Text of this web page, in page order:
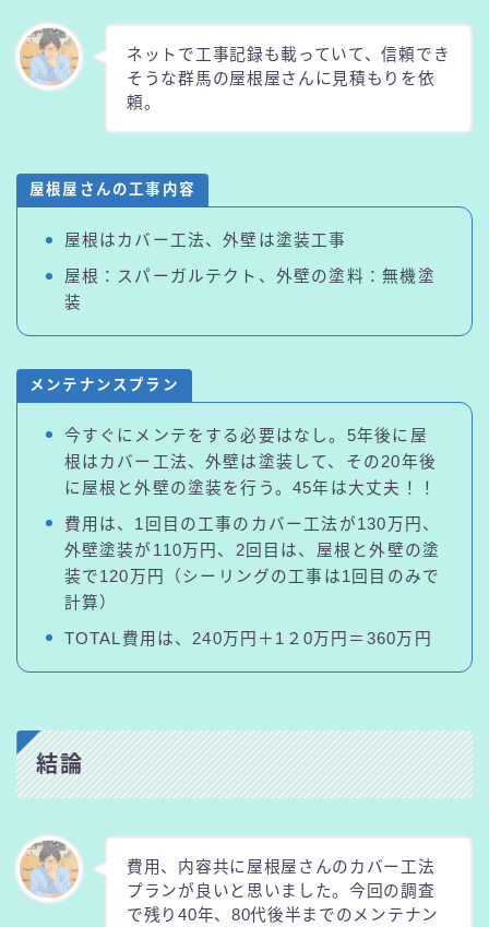
ネットで工事記録も載っていて、信頼でき
そうな群馬の屋根屋さんに見積もりを依
頼。
屋根屋さんの工事内容
屋根はカバー工法、外壁は塗装工事
屋根：スパーガルテクト、外壁の塗料：無機塗
装
メンテナンスプラン
今すぐにメンテをする必要はなし。5年後に屋
根はカバー工法、外壁は塗装して、その20年後
に屋根と外壁の塗装を行う。45年は大丈夫！！
費用は、1回目の工事のカバー工法が130万円、
外壁塗装が110万円、2回目は、屋根と外壁の塗
装で120万円（シーリングの工事は1回目のみで
計算）
TOTAL費用は、240万円＋1２0万円＝360万円
結論
費用、内容共に屋根屋さんのカバー工法
プランが良いと思いました。今回の調査
で残り40年、80代後半までのメンテナン